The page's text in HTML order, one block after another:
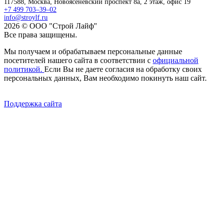
117588, Москва, Новоясеневский проспект 8а, 2 этаж, офис 19
+7 499 703–39–02
info@stroylf.ru
2026 © ООО "Строй Лайф"
Все права защищены.
Мы получаем и обрабатываем персональные данные
посетителей нашего сайта в соответствии с официальной
политикой. Если Вы не даете согласия на обработку своих
персональных данных, Вам необходимо покинуть наш сайт.
Поддержка сайта